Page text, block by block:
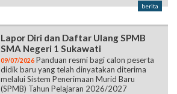
berita
Lapor Diri dan Daftar Ulang SPMB
SMA Negeri 1 Sukawati
09/07/2026 Panduan resmi bagi calon peserta
didik baru yang telah dinyatakan diterima
melalui Sistem Penerimaan Murid Baru
(SPMB) Tahun Pelajaran 2026/2027